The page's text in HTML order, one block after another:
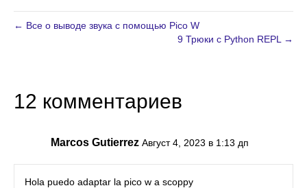
← Все о выводе звука с помощью Pico W
9 Трюки с Python REPL →
12 комментариев
Marcos Gutierrez Август 4, 2023 в 1:13 дп
Hola puedo adaptar la pico w a scoppy